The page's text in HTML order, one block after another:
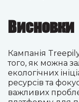
Висновки
Кампанія
того, як можна
екологічних
ресурсів та
важливих